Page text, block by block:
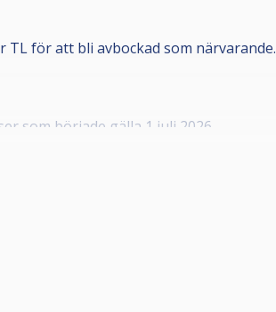
TL för att bli avbockad som närvarande.
som började gälla 1 juli 2026.